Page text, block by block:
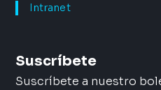
Intranet
Suscríbete
Suscríbete a nuestro